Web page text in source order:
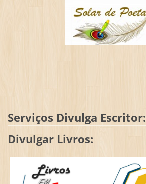
Serviços Divulga Escritor:
Divulgar Livros: